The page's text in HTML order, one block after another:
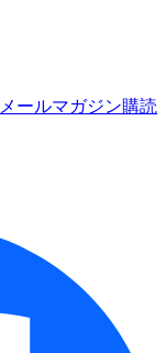
メールマガジン購読